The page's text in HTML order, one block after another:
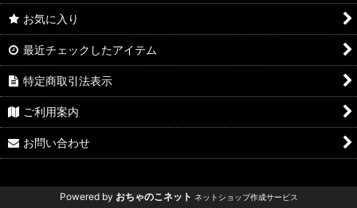
お気に入り
最近チェックしたアイテム
特定商取引法表示
ご利用案内
お問い合わせ
Powered by おちゃのこネット ネットショップ作成サービス